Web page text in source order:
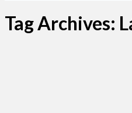
Tag Archives: